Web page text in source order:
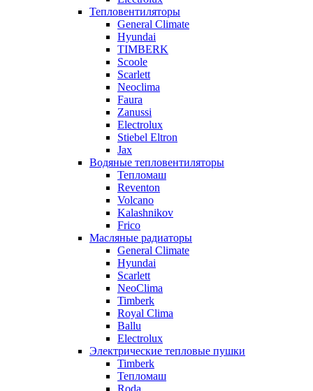
Тепловентиляторы
General Climate
Hyundai
TIMBERK
Scoole
Scarlett
Neoclima
Faura
Zanussi
Electrolux
Stiebel Eltron
Jax
Водяные тепловентиляторы
Тепломаш
Reventon
Volcano
Kalashnikov
Frico
Масляные радиаторы
General Climate
Hyundai
Scarlett
NeoClima
Timberk
Royal Clima
Ballu
Electrolux
Электрические тепловые пушки
Timberk
Тепломаш
Roda